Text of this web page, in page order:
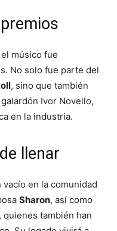
músico fue
No solo fue parte del
, sino que también
Ivor Novello,
en la industria.
llenar
en la comunidad
Sharon, así como
quienes también han